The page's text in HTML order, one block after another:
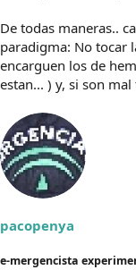
De todas maneras..
paradigma: No tocar
encarguen los de
estan... ) y, si son mal
pacopenya
e-mergencista